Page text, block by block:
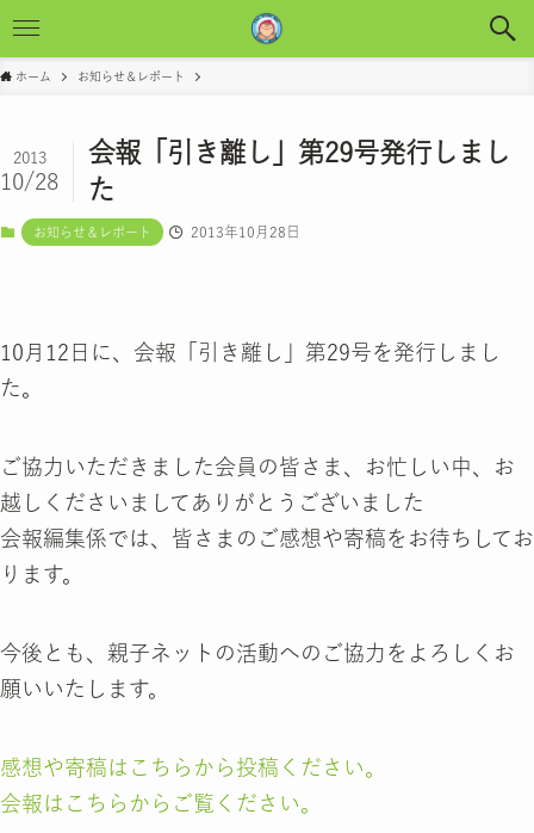
ホーム お知らせ＆レポート
会報「引き離し」第29号発行しまし
た
2013
10/28
お知らせ＆レポート 2013年10月28日
10月12日に、会報「引き離し」第29号を発行しまし
た。
ご協力いただきました会員の皆さま、お忙しい中、お
越しくださいましてありがとうございました
会報編集係では、皆さまのご感想や寄稿をお待ちしてお
ります。
今後とも、親子ネットの活動へのご協力をよろしくお
願いいたします。
感想や寄稿はこちらから投稿ください。
会報はこちらからご覧ください。